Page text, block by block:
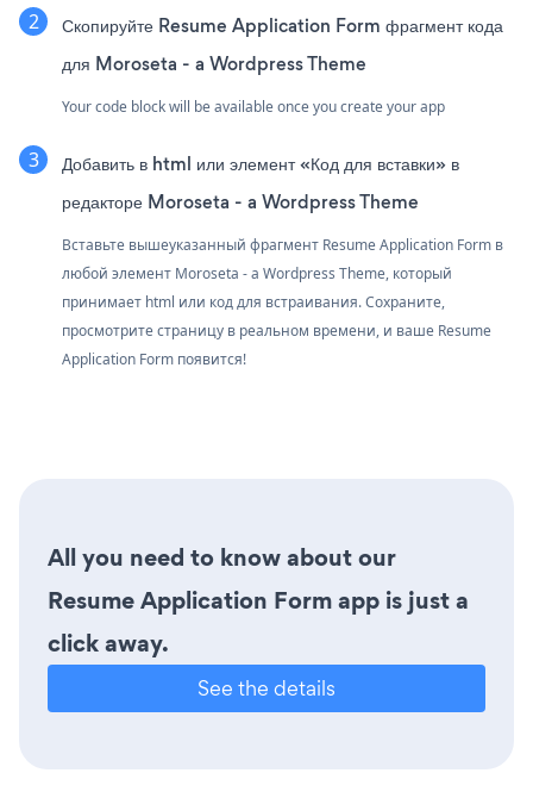
Скопируйте Resume Application Form фрагмент кода
для Moroseta - a Wordpress Theme
Your code block will be available once you create your app
Добавить в html или элемент «Код для вставки» в
редакторе Moroseta - a Wordpress Theme
Вставьте вышеуказанный фрагмент Resume Application Form в
любой элемент Moroseta - a Wordpress Theme, который
принимает html или код для встраивания. Сохраните,
просмотрите страницу в реальном времени, и ваше Resume
Application Form появится!
All you need to know about our
Resume Application Form app is just a
click away.
See the details